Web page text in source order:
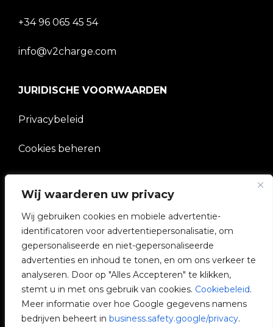
Wij waarderen uw privacy
Wij gebruiken cookies en mobiele advertentie-
identificatoren voor advertentiepersonalisatie, om
gepersonaliseerde en niet-gepersonaliseerde
advertenties en inhoud te tonen, en om ons verkeer te
analyseren. Door op "Alles Accepteren" te klikken,
stemt u in met ons gebruik van cookies. Cookiebeleid.
Meer informatie over hoe Google gegevens namens
bedrijven beheert in business.safety.google/privacy.
+34 96 065 45 54
info@v2charge.com
JURIDISCHE VOORWAARDEN
Privacybeleid
Cookies beheren
BEDRIJF
V2C Gemeenschap
e-Chargers
V2C Cloud
V2C Payments